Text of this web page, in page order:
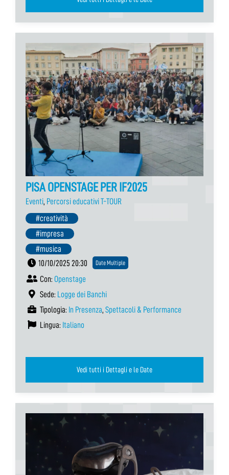
PISA OPENSTAGE PER IF2025
Eventi, Percorsi educativi T-TOUR
#creatività
#impresa
#musica
10/10/2025 20:30
Date Multiple
Con: Openstage
Sede: Logge dei Banchi
Tipologia: In Presenza, Spettacoli & Performance
Lingua: Italiano
Vedi tutti i Dettagli e le Date